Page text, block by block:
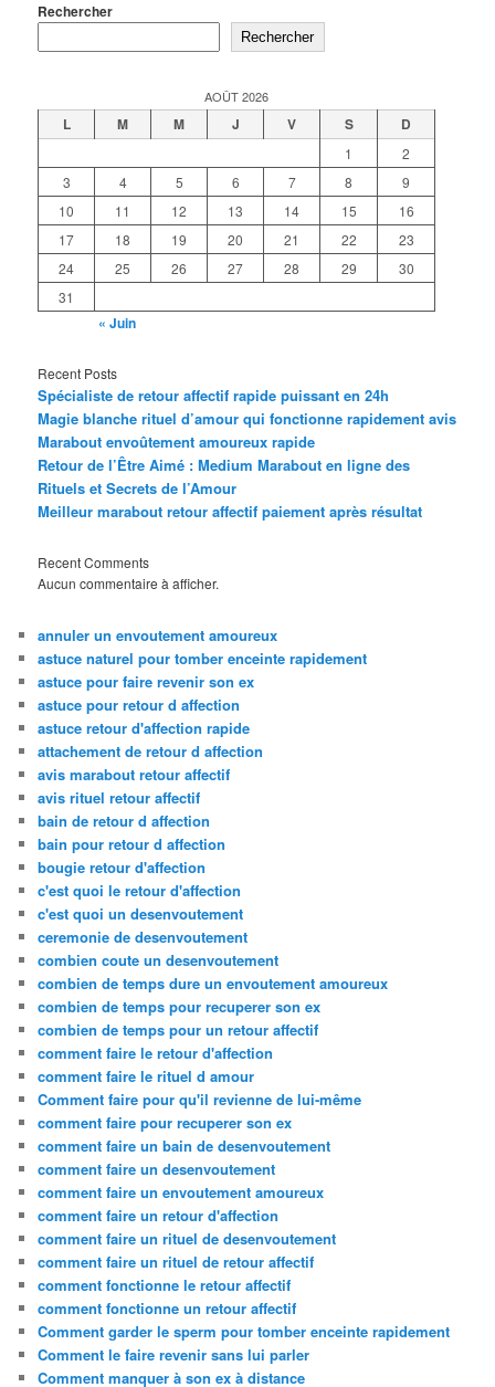
Rechercher
Rechercher
AOÛT 2026
L M M J V S D
1
2
3
4 5 6 7 8
9
10
11 12 13 14 15
16
17
18 19 20 21 22
23
24
25 26 27 28 29
30
31
« Juin
Recent Posts
Spécialiste de retour affectif rapide puissant en 24h
Magie blanche rituel d’amour qui fonctionne rapidement avis
Marabout envoûtement amoureux rapide
Retour de l’Être Aimé : Medium Marabout en ligne des
Rituels et Secrets de l’Amour
Meilleur marabout retour affectif paiement après résultat
Recent Comments
Aucun commentaire à afficher.
annuler un envoutement amoureux
astuce naturel pour tomber enceinte rapidement
astuce pour faire revenir son ex
astuce pour retour d affection
astuce retour d'affection rapide
attachement de retour d affection
avis marabout retour affectif
avis rituel retour affectif
bain de retour d affection
bain pour retour d affection
bougie retour d'affection
c'est quoi le retour d'affection
c'est quoi un desenvoutement
ceremonie de desenvoutement
combien coute un desenvoutement
combien de temps dure un envoutement amoureux
combien de temps pour recuperer son ex
combien de temps pour un retour affectif
comment faire le retour d'affection
comment faire le rituel d amour
Comment faire pour qu'il revienne de lui-même
comment faire pour recuperer son ex
comment faire un bain de desenvoutement
comment faire un desenvoutement
comment faire un envoutement amoureux
comment faire un retour d'affection
comment faire un rituel de desenvoutement
comment faire un rituel de retour affectif
comment fonctionne le retour affectif
comment fonctionne un retour affectif
Comment garder le sperm pour tomber enceinte rapidement
Comment le faire revenir sans lui parler
Comment manquer à son ex à distance